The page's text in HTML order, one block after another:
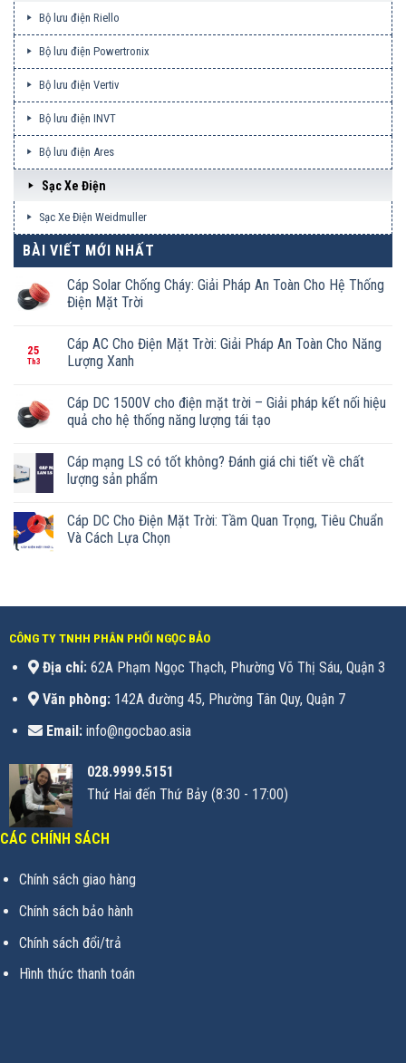
Bộ lưu điện Riello
Bộ lưu điện Powertronix
Bộ lưu điện Vertiv
Bộ lưu điện INVT
Bộ lưu điện Ares
Sạc Xe Điện
Sạc Xe Điện Weidmuller
BÀI VIẾT MỚI NHẤT
Cáp Solar Chống Cháy: Giải Pháp An Toàn Cho Hệ Thống
Điện Mặt Trời
25
Th3
Cáp AC Cho Điện Mặt Trời: Giải Pháp An Toàn Cho Năng
Lượng Xanh
Cáp DC 1500V cho điện mặt trời – Giải pháp kết nối hiệu
quả cho hệ thống năng lượng tái tạo
Cáp mạng LS có tốt không? Đánh giá chi tiết về chất
lượng sản phẩm
Cáp DC Cho Điện Mặt Trời: Tầm Quan Trọng, Tiêu Chuẩn
Và Cách Lựa Chọn
CÔNG TY TNHH PHÂN PHỐI NGỌC BẢO
Địa chỉ:62A Phạm Ngọc Thạch, Phường Võ Thị Sáu, Quận 3
Văn phòng:142A đường 45, Phường Tân Quy, Quận 7
Email:info@ngocbao.asia
028.9999.5151
Thứ Hai đến Thứ Bảy (8:30 - 17:00)
CÁC CHÍNH SÁCH
Chính sách giao hàng
Chính sách bảo hành
Chính sách đổi/trả
Hình thức thanh toán